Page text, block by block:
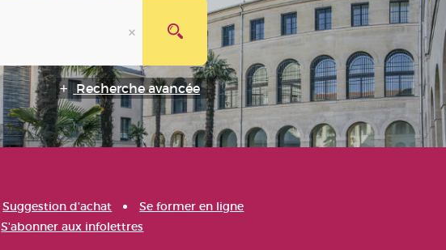
Recherche avancée
Suggestion d'achat
Se former en ligne
S'abonner aux infolettres